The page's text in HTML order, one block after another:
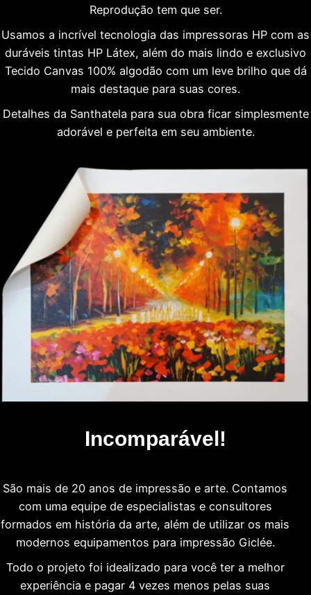
Reprodução tem que ser.
Usamos a incrível tecnologia das impressoras HP com as
duráveis tintas HP Látex, além do mais lindo e exclusivo
Tecido Canvas 100% algodão com um leve brilho que dá
mais destaque para suas cores.
Detalhes da Santhatela para sua obra ficar simplesmente
adorável e perfeita em seu ambiente.
Incomparável!
São mais de 20 anos de impressão e arte. Contamos
com uma equipe de especialistas e consultores
formados em história da arte, além de utilizar os mais
modernos equipamentos para impressão Giclée.
Todo o projeto foi idealizado para você ter a melhor
experiência e pagar 4 vezes menos pelas suas